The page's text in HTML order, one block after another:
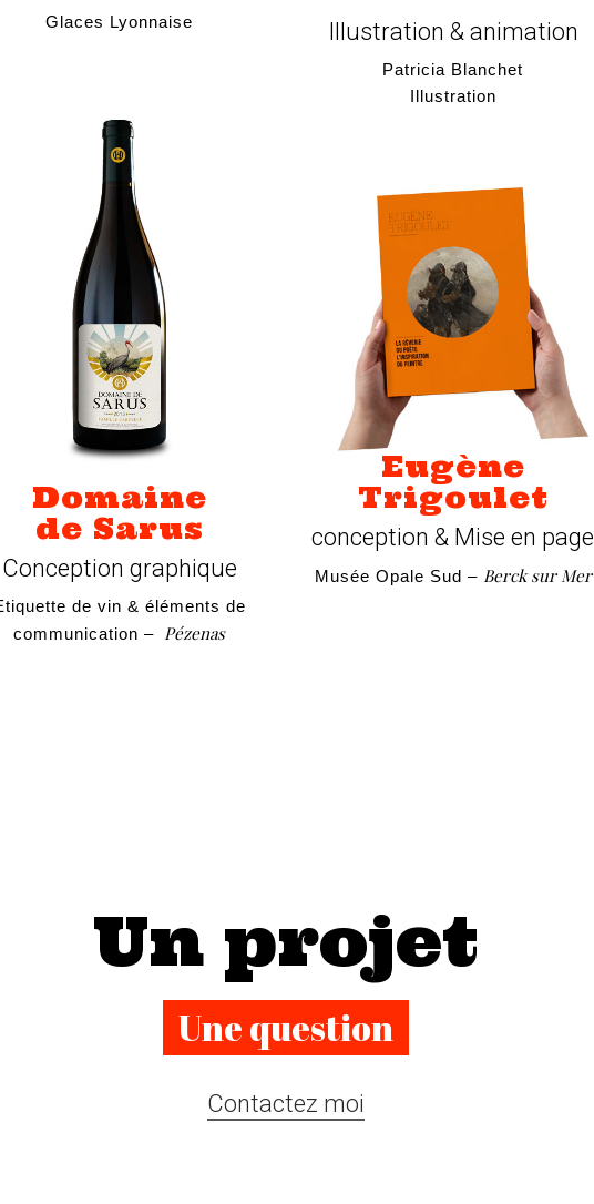
Glaces Lyonnaise
Domaine
de Sarus
Conception graphique
de vin & éléments de
communication – Pézenas
Illustration & animation
Patricia Blanchet
Illustration
Eugène
Trigoulet
conception & Mise en page
Musée Opale Sud – Berck sur Mer
Un projet
Une question
Contactez moi